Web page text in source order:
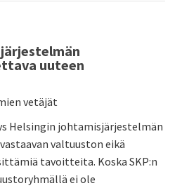
uuteen
vetäjät
Helsingin johtamisjärjestelmän
valtuuston eikä
tavoitteita. Koska SKP:n
ei ole